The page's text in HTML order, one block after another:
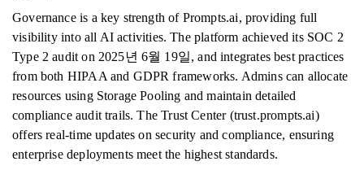
Governance is a key strength of Prompts.ai, providing full
visibility into all AI activities. The platform achieved its SOC 2
Type 2 audit on 2025년 6월 19일, and integrates best practices
from both HIPAA and GDPR frameworks. Admins can allocate
resources using Storage Pooling and maintain detailed
compliance audit trails. The Trust Center (trust.prompts.ai)
offers real-time updates on security and compliance, ensuring
enterprise deployments meet the highest standards.